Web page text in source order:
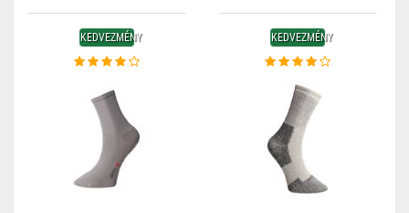
KEDVEZMÉNY KEDVEZMÉNY